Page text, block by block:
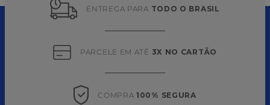
ENTREGA PARA TODO O BRASIL
PARCELE EM ATÉ 3X NO CARTÃO
COMPRA 100% SEGURA